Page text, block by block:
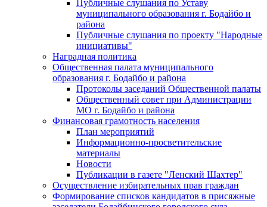
Публичные слушания по Уставу
муниципального образования г. Бодайбо и
района
Публичные слушания по проекту "Народные
инициативы"
Наградная политика
Общественная палата муниципального
образования г. Бодайбо и района
Протоколы заседаний Общественной палаты
Общественный совет при Администрации
МО г. Бодайбо и района
Финансовая грамотность населения
План мероприятий
Информационно-просветительские
материалы
Новости
Публикации в газете "Ленский Шахтер"
Осуществление избирательных прав граждан
Формирование списков кандидатов в присяжные